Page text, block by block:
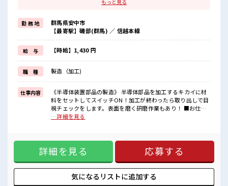
≪プライベートが充実する≫
生産状況によってお願いすることもありますが、
残業はほとんどナシ！
≪髪型自由≫
基本的に髪色自由で明るすぎたり奇抜でなければOKです！
(規定有)
≪動きやすい制服アリ≫
制服があるので、
毎日の服装の悩み解消♪
■職場の雰囲気
≪男性スタッフさんカツヤク中≫
休憩室で楽しくランチ♪
時間があれば昼寝もしちゃおう！
ロッカーがあるので荷物の管理も安心！
無料駐車場完備！
もっと見る
勤 務 地
群馬県安中市
【最寄駅】磯部(群馬) ／ 信越本線
給 与 【時給】1,430 円
職 種 製造（加工)
仕事内容
《半導体装置部品の製造》 半導体部品を加工するキカイに材
料をセットしてスイッチON！加工が終わったら取り出しで目
視チェックをします。表面を磨く研磨作業もあり！ ■お仕事
PR ≪勤務時間の選択OK≫ 人気の「日勤」orしっかり稼げる
すが、 残業はほとんどナシ！ ≪髪型自由≫ 基本的に髪色自由
で明るすぎたり奇抜でなければOKです！ (規定有) ≪動きやす
い制服アリ≫ 制服があるので、 毎日の服装の悩み解消♪ ■職
場の雰囲気 ≪男性スタッフさんカツヤク中≫ 髪型・髪色自由
♪ 派手過ぎなければOKだからモチベーションもUP！ 休憩室
で楽しくランチ♪ 時間があれば昼寝もしちゃおう！ ロッカー
…詳細を見る
詳細を見る 応募する
気になるリストに追加する